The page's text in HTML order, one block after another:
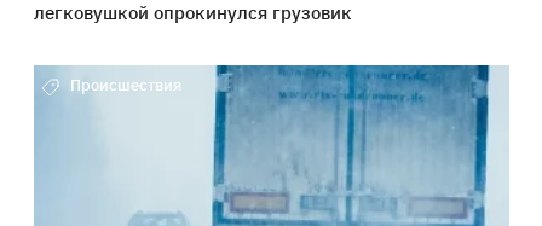
легковушкой опрокинулся грузовик
Происшествия